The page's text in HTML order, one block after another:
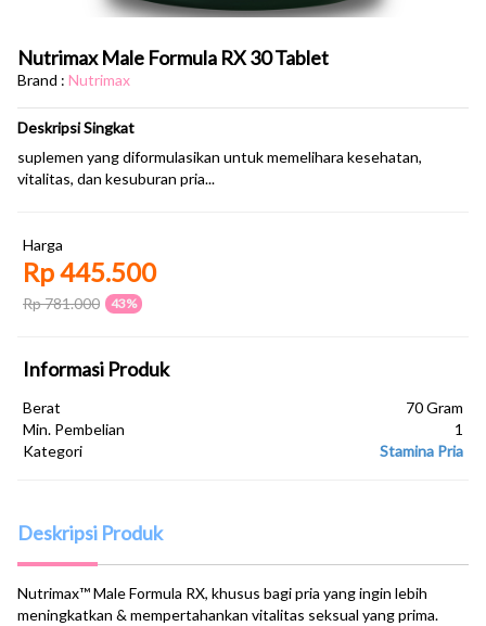
Nutrimax Male Formula RX 30 Tablet
Brand : Nutrimax
Deskripsi Singkat
suplemen yang diformulasikan untuk memelihara kesehatan,
vitalitas, dan kesuburan pria...
Harga
Rp 445.500
Rp 781.000 43%
Informasi Produk
Berat
70 Gram
Min. Pembelian
1
Kategori
Stamina Pria
Deskripsi Produk
Nutrimax™ Male Formula RX, khusus bagi pria yang ingin lebih
meningkatkan & mempertahankan vitalitas seksual yang prima.